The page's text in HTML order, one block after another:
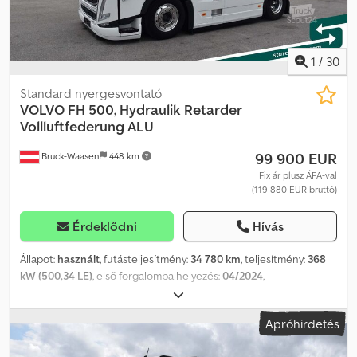
tempomat | rakfelület méretei: H 7,3 m, Sz 2,48 m, M: 2,4 m |
gumiabroncsok: 285/80 R22,5 | A tévedés és az előzetes
értékesítés joga fenntartva. Dsdezpyatepfx Acdekr
1 / 30
Bruck-Waasen 448 km
Standard nyergesvontató
VOLVO FH 500, Hydraulik Retarder
Vollluftfederung ALU
99 900 EUR
Fix ár plusz ÁFA-val
(119 880 EUR bruttó)
Érdeklődni Hívás
Állapot: használt, futásteljesítmény: 34 780 km, teljesítmény: 368
kW (500,34 LE) , első forgalomba helyezés:04/2024
, tengelyelrendezés:
vizsga (TÜV):04/2027, fékek:retarder, szín:fehér, hajtástípus:
automata
, kibocsátási osztály:Euro 6, Gyártási év: 2024,
Felszereltség:
ABS, légkondicionálás, navigációs rendszer,
Apróhirdetés